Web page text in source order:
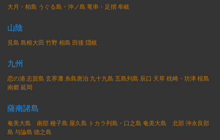
大月・柏島 うぐる島・沖ノ島 竜串・足摺牟岐
山陰
見島 島根大田 竹野相島 田後 隠岐
九州
恋の浦志賀島 玄界灘 糸島唐泊 九十九島 五島列島 辰口 天草枕崎・坊津桜島
南郷延岡
薩南諸島
奄美大島 南部種子島 屋久島 トカラ列島・口之島 奄美大島 北部沖永良部
島 与論島 徳之島